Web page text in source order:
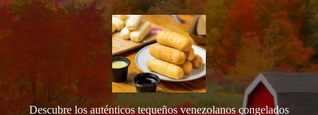
Descubre los auténticos tequeños venezolanos congelados